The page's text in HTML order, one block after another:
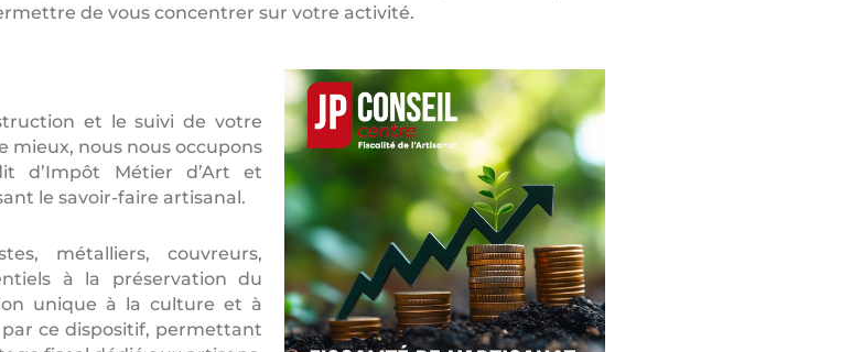
de vous concentrer sur votre activité.
et le suivi de votre
mieux, nous nous occupons
d’Impôt Métier d’Art et
le savoir-faire artisanal.
métalliers, couvreurs,
à la préservation du
unique à la culture et à
par ce dispositif, permettant